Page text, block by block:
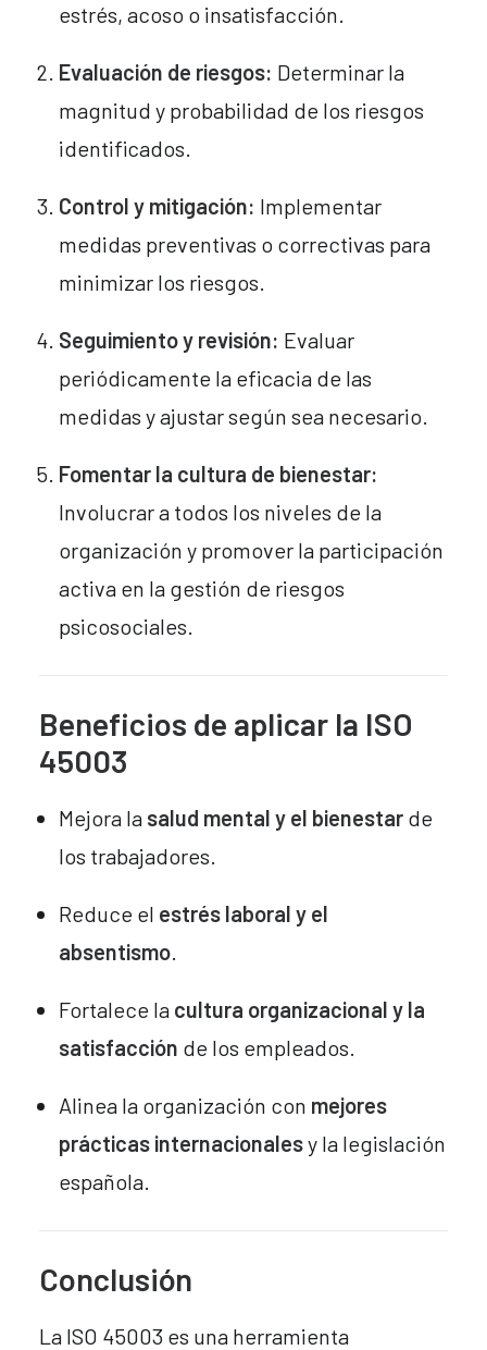
estrés, acoso o insatisfacción.
Evaluación de riesgos: Determinar la
magnitud y probabilidad de los riesgos
identificados.
Control y mitigación: Implementar
medidas preventivas o correctivas para
minimizar los riesgos.
Seguimiento y revisión: Evaluar
periódicamente la eficacia de las
medidas y ajustar según sea necesario.
Fomentar la cultura de bienestar:
Involucrar a todos los niveles de la
organización y promover la participación
activa en la gestión de riesgos
psicosociales.
Beneficios de aplicar la ISO
45003
Mejora la salud mental y el bienestar de
los trabajadores.
Reduce el estrés laboral y el
absentismo.
Fortalece la cultura organizacional y la
satisfacción de los empleados.
Alinea la organización con mejores
prácticas internacionalesy la legislación
española.
Conclusión
La ISO 45003 es una herramienta